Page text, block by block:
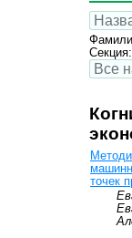
Секция:
точек